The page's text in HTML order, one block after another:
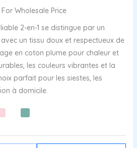
Wholesale Price
2-en-1 se distingue par un
un tissu doux et respectueux de
en coton plume pour chaleur et
les couleurs vibrantes et la
parfait pour les siestes, les
à domicile.